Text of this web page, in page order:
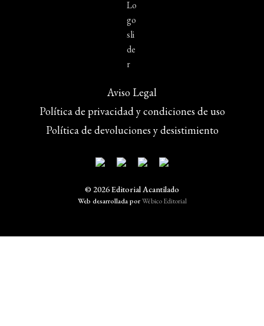
Aviso Legal
Política de privacidad y condiciones de uso
Política de devoluciones y desistimiento
© 2026 Editorial Acantilado
Web desarrollada porWébico Editorial